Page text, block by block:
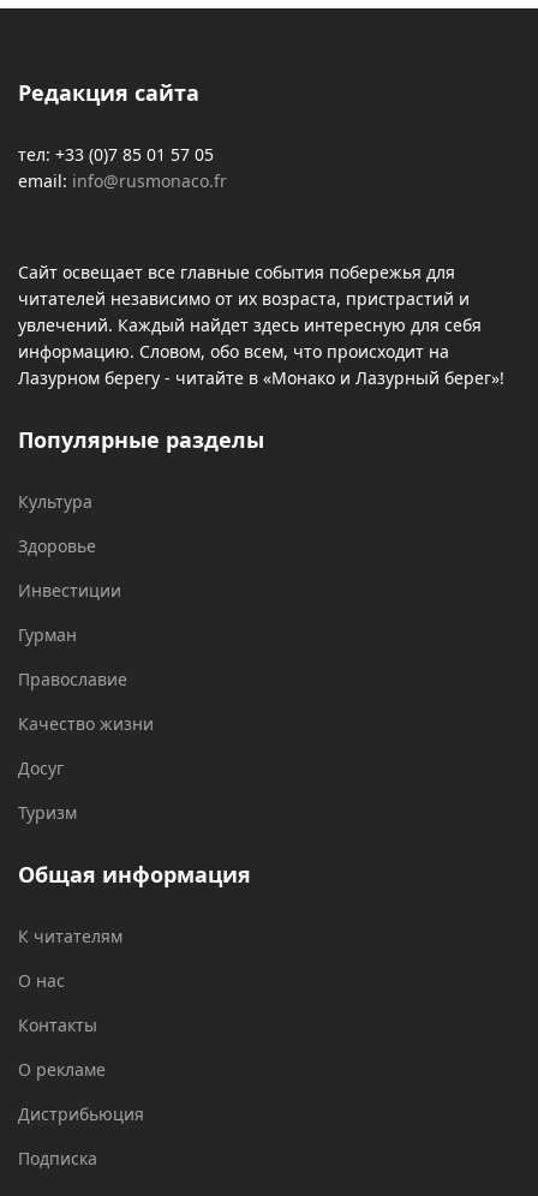
Редакция сайта
тел: +33 (0)7 85 01 57 05
email: info@rusmonaco.fr
Сайт освещает все главные события побережья для
читателей независимо от их возраста, пристрастий и
увлечений. Каждый найдет здесь интересную для себя
информацию. Словом, обо всем, что происходит на
Лазурном берегу - читайте в «Монако и Лазурный берег»!
Популярные разделы
Культура
Здоровье
Инвестиции
Гурман
Православие
Качество жизни
Досуг
Туризм
Общая информация
К читателям
О нас
Контакты
О рекламе
Дистрибьюция
Подписка